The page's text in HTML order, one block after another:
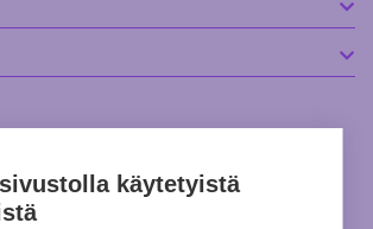
käytetyistä